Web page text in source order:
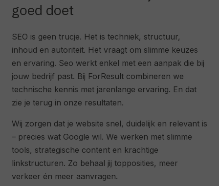
goed doet
SEO is geen trucje. Het is techniek, structuur,
inhoud en autoriteit. Het vraagt om slimme keuzes
en ervaring. Seo werkt enkel met een aanpak die bij
jouw bedrijf past. Bij ForResult combineren we
technische kennis met jarenlange ervaring. En dat
zie je terug in onze resultaten.
Wij zorgen dat je website snel, duidelijk en relevant is
– precies wat Google wil. We werken met slimme
tools, strategische content en krachtige
linkstructuren. Zo behaal jij topposities, meer
verkeer én meer aanvragen.